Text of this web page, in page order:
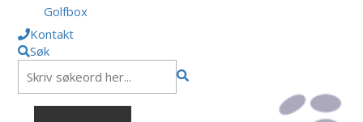
Golfbox
Kontakt
Søk